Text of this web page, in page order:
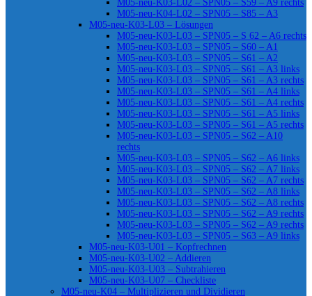
M05-neu-K03-L02 – SPN05 – S59 – A9 rechts
M05-neu-K04-L02 – SPN05 – S85 – A3
M05-neu-K03-L03 – Lösungen
M05-neu-K03-L03 – SPN05 – S 62 – A6 rechts
M05-neu-K03-L03 – SPN05 – S60 – A1
M05-neu-K03-L03 – SPN05 – S61 – A2
M05-neu-K03-L03 – SPN05 – S61 – A3 links
M05-neu-K03-L03 – SPN05 – S61 – A3 rechts
M05-neu-K03-L03 – SPN05 – S61 – A4 links
M05-neu-K03-L03 – SPN05 – S61 – A4 rechts
M05-neu-K03-L03 – SPN05 – S61 – A5 links
M05-neu-K03-L03 – SPN05 – S61 – A5 rechts
M05-neu-K03-L03 – SPN05 – S62 – A10
rechts
M05-neu-K03-L03 – SPN05 – S62 – A6 links
M05-neu-K03-L03 – SPN05 – S62 – A7 links
M05-neu-K03-L03 – SPN05 – S62 – A7 rechts
M05-neu-K03-L03 – SPN05 – S62 – A8 links
M05-neu-K03-L03 – SPN05 – S62 – A8 rechts
M05-neu-K03-L03 – SPN05 – S62 – A9 rechts
M05-neu-K03-L03 – SPN05 – S62 – A9 rechts
M05-neu-K03-L03 – SPN05 – S63 – A9 links
M05-neu-K03-U01 – Kopfrechnen
M05-neu-K03-U02 – Addieren
M05-neu-K03-U03 – Subtrahieren
M05-neu-K03-U07 – Checkliste
M05-neu-K04 – Multiplizieren und Dividieren